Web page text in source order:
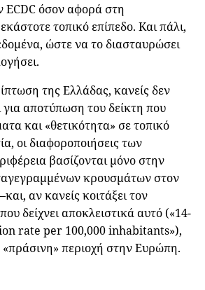
ECDC όσον αφορά στη
τοπικό επίπεδο. Και πάλι,
ώστε να το διασταυρώσει
της Ελλάδας, κανείς δεν
για αποτύπωση του δείκτη που
και «θετικότητα» σε τοπικό
οι διαφοροποιήσεις των
βασίζονται μόνο στην
κρουσμάτων στον
αν κανείς κοιτάξει τον
δείχνει αποκλειστικά αυτό («14-
rate per 100,000 inhabitants»),
«πράσινη» περιοχή στην Ευρώπη.